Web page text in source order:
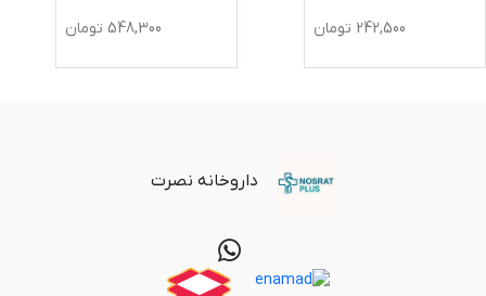
242,500 تومان 548,300 تومان
داروخانه نصرت